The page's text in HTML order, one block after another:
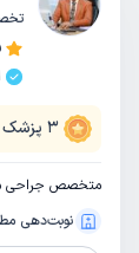
3 پزشک
متخصص جراحی
نوبت‌دهی